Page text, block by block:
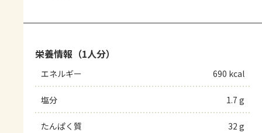
栄養情報（1人分）
エネルギー 690 kcal
塩分 1.7 g
たんぱく質 32 g